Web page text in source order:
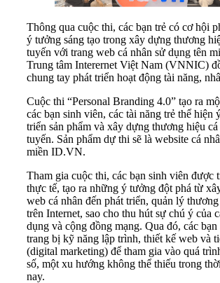
Thông qua cuộc thi, các bạn trẻ có cơ hội
ý tưởng sáng tạo trong xây dựng thương
tuyến với trang web cá nhân sử dụng tên
Trung tâm Interernet Việt Nam (VNNIC)
chung tay phát triển hoạt động tài năng,
Cuộc thi “Personal Branding 4.0” tạo ra
các bạn sinh viên, các tài năng trẻ thể hiện
triển sản phẩm và xây dựng thương hiệu
tuyến. Sản phẩm dự thi sẽ là website cá
miền ID.VN.
Tham gia cuộc thi, các bạn sinh viên được
thực tế, tạo ra những ý tưởng đột phá từ
web cá nhân đến phát triển, quản lý
trên Internet, sao cho thu hút sự chú ý của
dụng và cộng đồng mạng. Qua đó, các
trang bị kỹ năng lập trình, thiết kế web và
(digital marketing) để tham gia vào quá
số, một xu hướng không thể thiếu trong
nay.